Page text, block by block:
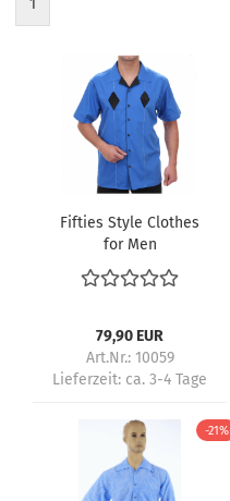
1
Fifties Style Clothes
for Men
79,90 EUR
Art.Nr.: 10059
Lieferzeit: ca. 3-4 Tage
-21%